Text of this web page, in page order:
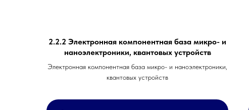
2.2.2 Электронная компонентная база микро- и
наноэлектроники, квантовых устройств
Электронная компонентная база микро- и наноэлектроники,
квантовых устройств